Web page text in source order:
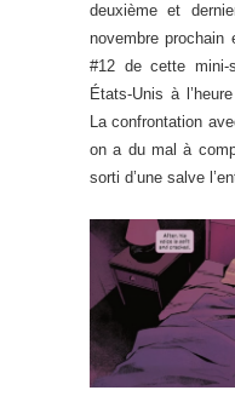
deuxième et
novembre prochain
#12 de cette mini-
États-Unis à
La confrontation
on a du mal à
sorti d’une salve